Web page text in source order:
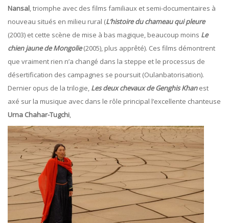
Nansal, triomphe avec des films familiaux et semi-documentaires à
nouveau situés en milieu rural (L’histoire du chameau qui pleure
(2003) et cette scène de mise à bas magique, beaucoup moins Le
chien jaune de Mongolie(2005), plus apprêté). Ces films démontrent
que vraiment rien n’a changé dans la steppe et le processus de
désertification des campagnes se poursuit (Oulanbatorisation).
Dernier opus de la trilogie, Les deux chevaux de Genghis Khanest
axé sur la musique avec dans le rôle principal l’excellente chanteuse
Urna Chahar-Tugchi,